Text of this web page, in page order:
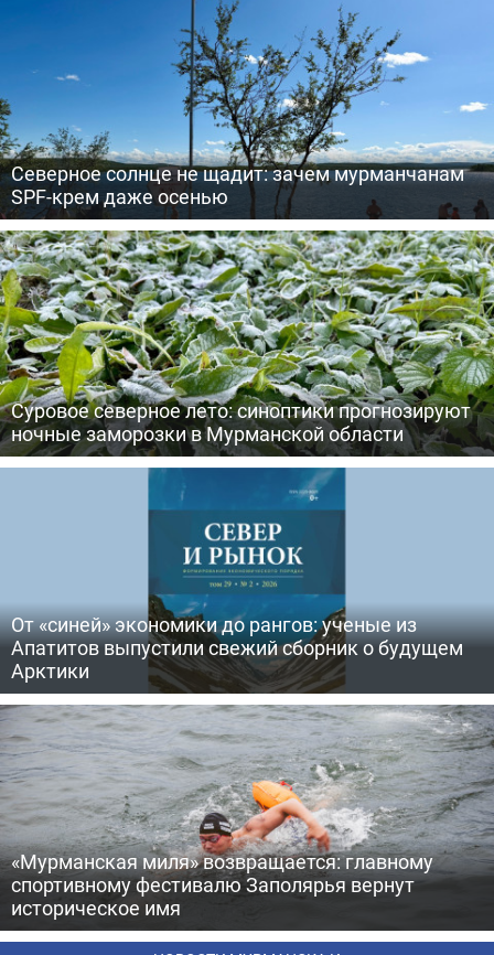
Северное солнце не щадит: зачем мурманчанам
SPF-крем даже осенью
Суровое северное лето: синоптики прогнозируют
ночные заморозки в Мурманской области
От «синей» экономики до рангов: ученые из
Апатитов выпустили свежий сборник о будущем
Арктики
«Мурманская миля» возвращается: главному
спортивному фестивалю Заполярья вернут
историческое имя